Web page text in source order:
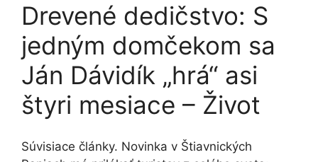
Drevené dedičstvo: S
jedným domčekom sa
Ján Dávidík „hrá“ asi
štyri mesiace – Život
Súvisiace články. Novinka v Štiavnických